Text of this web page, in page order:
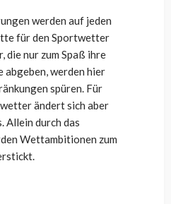
werden auf jeden
für den Sportwetter
die nur zum Spaß ihre
werden hier
spüren. Für
ändert sich aber
Allein durch das
Wettambitionen zum